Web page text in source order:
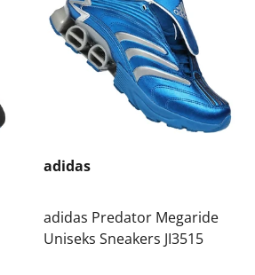
adidas
adidas Predator Megaride
Uniseks Sneakers JI3515